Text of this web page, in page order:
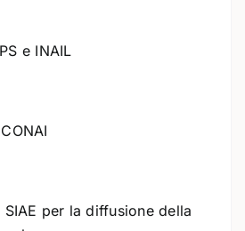
e INAIL
per la diffusione della